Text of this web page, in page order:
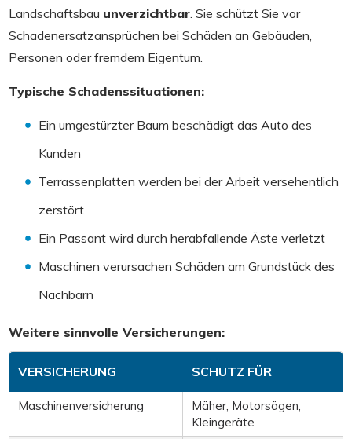
Landschaftsbau unverzichtbar . Sie schützt Sie vor
Schadenersatzansprüchen bei Schäden an Gebäuden,
Personen oder fremdem Eigentum.
Typische Schadenssituationen:
Ein umgestürzter Baum beschädigt das Auto des
Kunden
Terrassenplatten werden bei der Arbeit versehentlich
zerstört
Ein Passant wird durch herabfallende Äste verletzt
Maschinen verursachen Schäden am Grundstück des
Nachbarn
Weitere sinnvolle Versicherungen:
VERSICHERUNG SCHUTZ FÜR
Maschinenversicherung
Mäher, Motorsägen,
Kleingeräte